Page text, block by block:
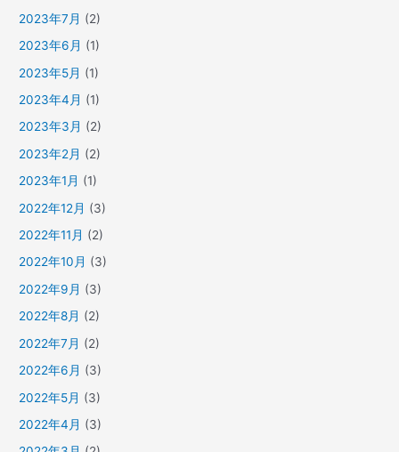
2023年7月 (2)
2023年6月 (1)
2023年5月 (1)
2023年4月 (1)
2023年3月 (2)
2023年2月 (2)
2023年1月 (1)
2022年12月 (3)
2022年11月 (2)
2022年10月 (3)
2022年9月 (3)
2022年8月 (2)
2022年7月 (2)
2022年6月 (3)
2022年5月 (3)
2022年4月 (3)